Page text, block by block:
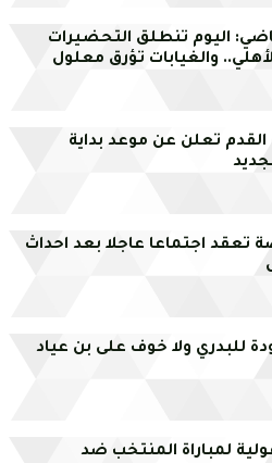
اليوم تنطلق التحضيرات
والغيابات تؤرق معلول
القدم تعلن عن موعد بداية
تعقد اجتماعا عاجلا بعد احداث
للبدري ولا خوف على بن عياد
لمباراة المنتخب ضد